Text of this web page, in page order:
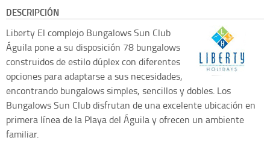
DESCRIPCIÓN
Liberty El complejo Bungalows Sun Club
Águila pone a su disposición 78 bungalows
construidos de estilo dúplex con diferentes
opciones para adaptarse a sus necesidades,
encontrando bungalows simples, sencillos y dobles. Los
Bungalows Sun Club disfrutan de una excelente ubicación en
primera línea de la Playa del Águila y ofrecen un ambiente
familiar.